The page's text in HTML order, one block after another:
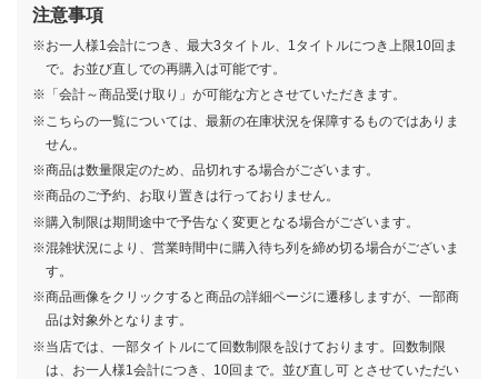
キシン
1回550円(税込)
ン』 ～音楽室のお舞踏（パーテ
ィー）、開演！～
1回820 円 (税込)
ラックタイガー ～みんなでパー
ティ～
1回 750円 (税込)
STEEL BALL RUN
1回 850 円(税込)
Part5
1回850円(税込)
決!レッドリボン軍
1回 850 円(税込)
1回790円(税込)
Imagination
1回 790 円(税込)
WELCOME MAHO堂～
1回750円(税込)
ルルットリリィ＆魔法の天使クリ
ィミーマミ
1回590 円 (税込)
1回700円(税込)
(2026 vol.2)
1回 700 円(税込)
～“PEACE”なダイナーへようこ
そ～
1回 700円 (税込)
1回 490
長者への道！
1回750円(税込)
1回 700
グヘッド〜きみへの想い〜
1回790円(税込)
1回 700
第2弾
1回790円(税込)
ビー 11弾
1回 850 円(税込)
1回700円(税込)
△SEASON3』
1回 780 円(税込)
注意事項
※お一人様1会計につき、最大3タイトル、1タイトルにつき上限10回ま
で。お並び直しでの再購入は可能です。
※「会計～商品受け取り」が可能な方とさせていただきます。
※こちらの一覧については、最新の在庫状況を保障するものではありま
せん。
※商品は数量限定のため、品切れする場合がございます。
※商品のご予約、お取り置きは行っておりません。
※購入制限は期間途中で予告なく変更となる場合がございます。
※混雑状況により、営業時間中に購入待ち列を締め切る場合がございま
す。
※商品画像をクリックすると商品の詳細ページに遷移しますが、一部商
品は対象外となります。
※当店では、一部タイトルにて回数制限を設けております。回数制限
は、お一人様1会計につき、10回まで。並び直し可 とさせていただい